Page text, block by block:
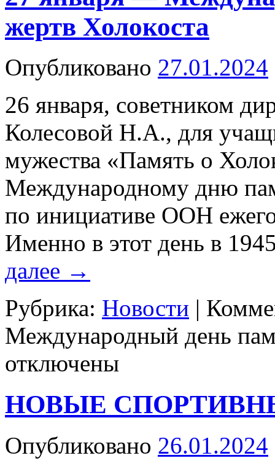
жертв Холокоста
Опубликовано 27.01.2024
26 января, советником
Колесовой Н.А., для
мужества «Память о
Международному дню
по инициативе ООН
Именно в этот день в
далее →
Рубрика: Новости |
Международный день
отключены
НОВЫЕ
Опубликовано 26.01.2024